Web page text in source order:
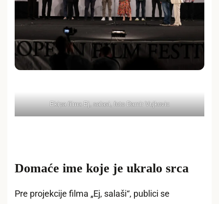
Ekipa filma Ej, salasi, foto Damir Vujkovic
Domaće ime koje je ukralo srca
Pre projekcije filma „Ej, salaši“, publici se